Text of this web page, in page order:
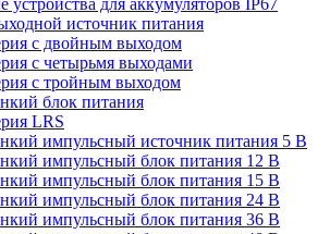
устройства для аккумуляторов IP67
источник питания
с двойным выходом
с четырьмя выходами
с тройным выходом
блок питания
LRS
импульсный источник питания 5 В
импульсный блок питания 12 В
импульсный блок питания 15 В
импульсный блок питания 24 В
импульсный блок питания 36 В